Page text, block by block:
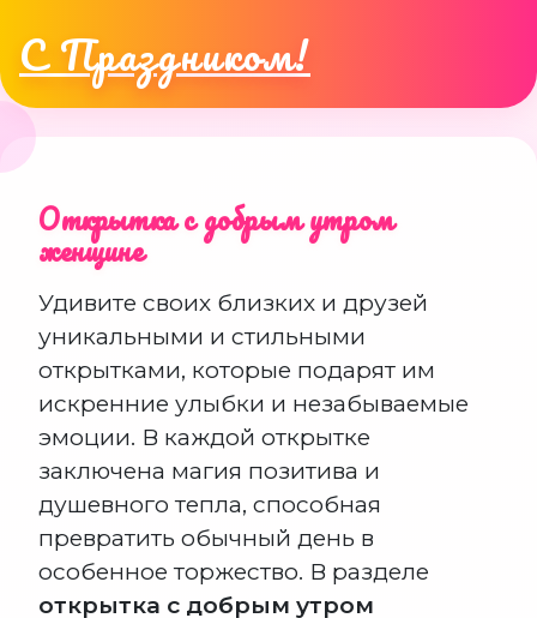
С Праздником!
Открытка с добрым утром
женщине
Удивите своих близких и друзей
уникальными и стильными
открытками, которые подарят им
искренние улыбки и незабываемые
эмоции. В каждой открытке
заключена магия позитива и
душевного тепла, способная
превратить обычный день в
особенное торжество. В разделе
открытка с добрым утром